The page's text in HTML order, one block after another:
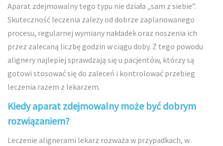
Aparat zdejmowalny tego typu nie działa „sam z siebie”.
Skuteczność leczenia zależy od dobrze zaplanowanego
procesu, regularnej wymiany nakładek oraz noszenia ich
przez zalecaną liczbę godzin w ciągu doby. Z tego powodu
alignery najlepiej sprawdzają się u pacjentów, którzy są
gotowi stosować się do zaleceń i kontrolować przebieg
leczenia razem z lekarzem.
Kiedy aparat zdejmowalny może być dobrym
rozwiązaniem?
Leczenie alignerami lekarz rozważa w przypadkach, w